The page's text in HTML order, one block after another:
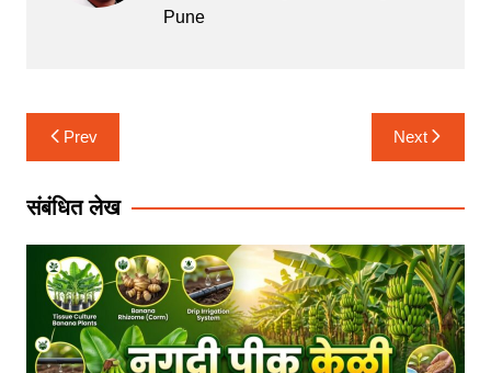
Pune
Post
navigation
Prev Next
संबंधित लेख